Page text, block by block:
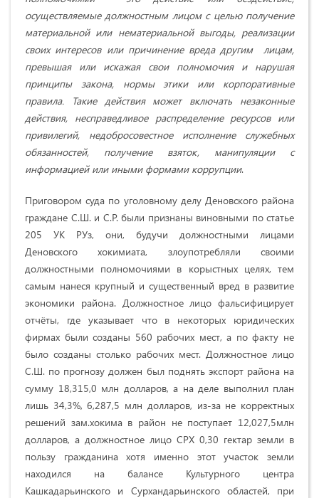
осуществляемые должностным лицом с целью получение
материальной или нематериальной выгоды, реализации
своих интересов или причинение вреда другим лицам,
превышая или искажая свои полномочия и нарушая
принципы закона, нормы этики или корпоративные
правила. Такие действия может включать незаконные
действия, несправедливое распределение ресурсов или
привилегий, недобросовестное исполнение служебных
обязанностей, получение взяток, манипуляции с
информацией или иными формами коррупции.
Приговором суда по уголовному делу Деновского района
граждане С.Ш. и С.Р. были признаны виновными по статье
205 УК РУз, они, будучи должностными лицами
Деновского хокимиата, злоупотребляли своими
должностными полномочиями в корыстных целях, тем
самым нанеся крупный и существенный вред в развитие
экономики района. Должностное лицо фальсифицирует
отчёты, где указывает что в некоторых юридических
фирмах были созданы 560 рабочих мест, а по факту не
было созданы столько рабочих мест. Должностное лицо
С.Ш. по прогнозу должен был поднять экспорт района на
сумму 18,315,0 млн долларов, а на деле выполнил план
лишь 34,3%, 6,287,5 млн долларов, из-за не корректных
решений зам.хокима в район не поступает 12,027,5млн
долларов, а должностное лицо СРХ 0,30 гектар земли в
пользу гражданина хотя именно этот участок земли
находился на балансе Культурного центра
Кашкадарьинского и Сурхандарьинского областей, при